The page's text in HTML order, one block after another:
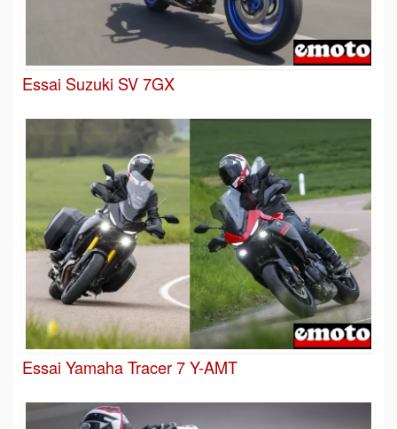
Essai Suzuki SV 7GX
Essai Yamaha Tracer 7 Y-AMT